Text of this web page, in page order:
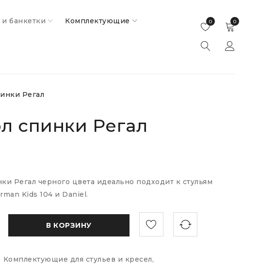
банкетки Комплектующие 0
0
Регал
спинки Регал
Регал черного цвета идеально подходит к стульям
Kids 104 и Daniel.
В КОРЗИНУ
Комплектующие для стульев и кресел,